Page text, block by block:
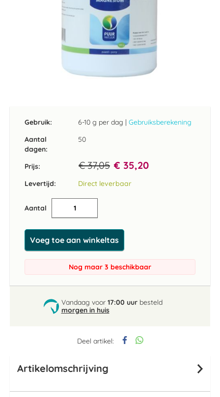
Deel artikel:
Gebruik: 6-10 g per dag | Gebruiksberekening
Aantal
dagen:
50
Prijs: € 37,05 € 35,20
Levertijd: Direct leverbaar
Aantal
Voeg toe aan winkeltas
Nog maar 3 beschikbaar
Vandaag voor 17:00 uurbesteld
morgen in huis
begin
afbeeldingen-
gallerij
Artikelomschrijving